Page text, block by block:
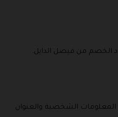
الخصم من فيصل الدايل.
المعلومات الشخصية والعنوان